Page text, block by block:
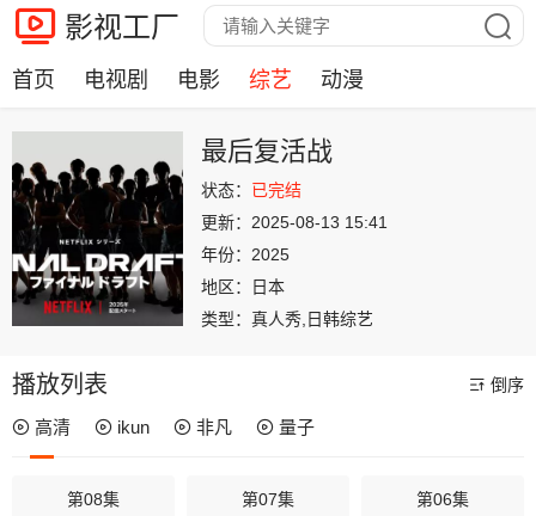
影视工厂
首页 电视剧 电影 综艺 动漫
最后复活战
状态： 已完结
更新： 2025-08-13 15:41
年份： 2025
地区：
日本
类型： 真人秀,日韩综艺
播放列表 倒序
高清 ikun 非凡 量子
第08集 第07集 第06集